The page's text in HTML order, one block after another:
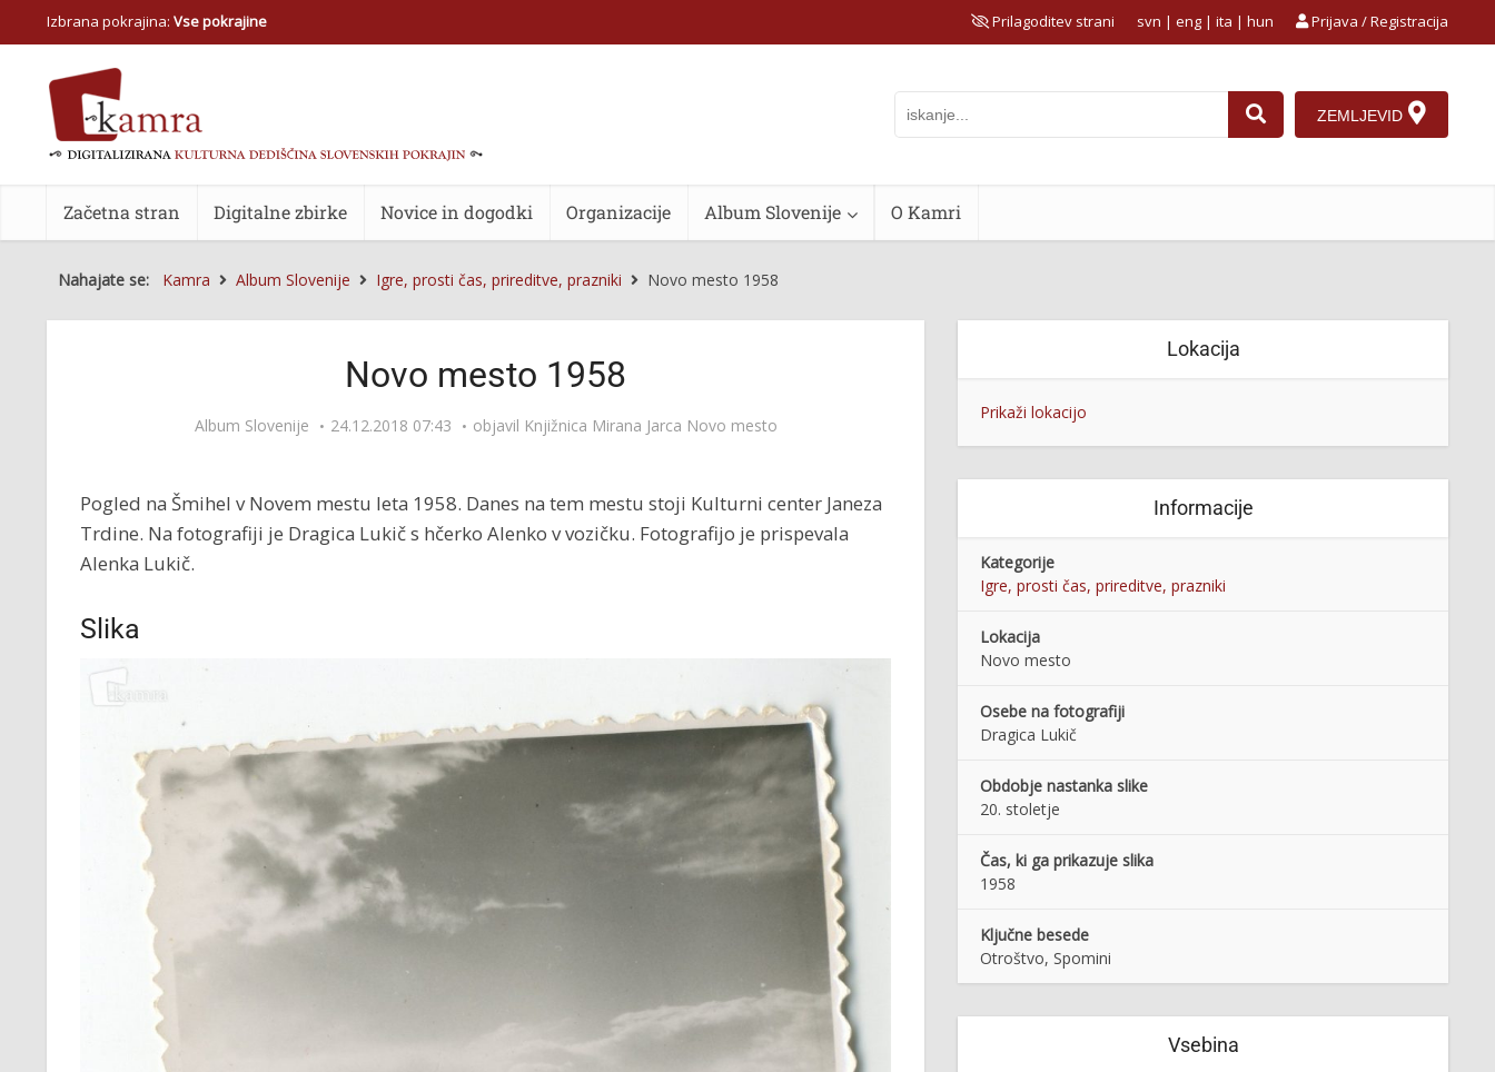
Izbrana pokrajina: Vse pokrajine Prilagoditev strani Prijava / Registracija
svn | eng | ita | hun
ZEMLJEVID
Začetna stran Digitalne zbirke Novice in dogodki Organizacije Album Slovenije O Kamri
Nahajate se: Kamra Album Slovenije Igre, prosti čas, prireditve, prazniki Novo mesto 1958
Novo mesto 1958
Album Slovenije 24.12.2018 07:43 objavil Knjižnica Mirana Jarca Novo mesto
Pogled na Šmihel v Novem mestu leta 1958. Danes na tem mestu stoji Kulturni center Janeza
Trdine. Na fotografiji je Dragica Lukič s hčerko Alenko v vozičku. Fotografijo je prispevala
Alenka Lukič.
Slika
Lokacija
Prikaži lokacijo
Informacije
Kategorije
Igre, prosti čas, prireditve, prazniki
Lokacija
Novo mesto
Osebe na fotografiji
Dragica Lukič
Obdobje nastanka slike
20. stoletje
Čas, ki ga prikazuje slika
1958
Ključne besede
Otroštvo, Spomini
Vsebina